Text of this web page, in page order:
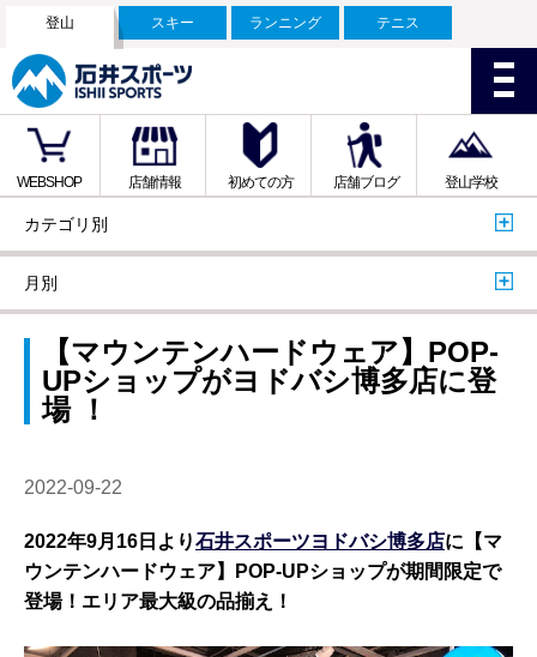
登山 スキー ランニング テニス
WEBSHOP 店舗情報 初めての方 店舗ブログ 登山学校
カテゴリ別
月別
【マウンテンハードウェア】POP‐
UPショップがヨドバシ博多店に登
場 ！
2022-09-22
2022年9月16日より石井スポーツヨドバシ博多店に【マ
ウンテンハードウェア】POP‐UPショップが期間限定で
登場！エリア最大級の品揃え！